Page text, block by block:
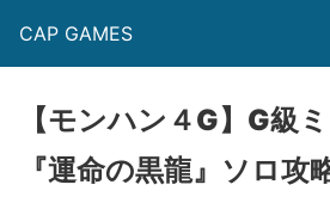
CAP GAMES
【モンハン４G】G級
『運命の黒龍』ソロ攻